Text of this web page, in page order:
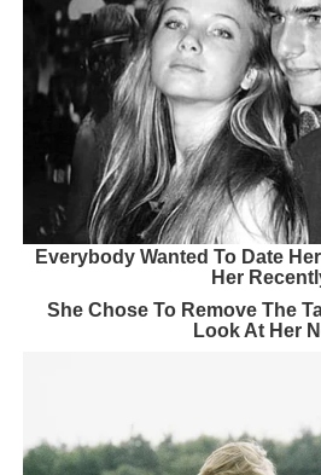
Everybody Wanted To Date
Her
She Chose To Remove The
Look At Her